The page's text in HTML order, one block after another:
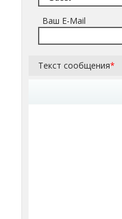
Ваш E-Mail
Текст сообщения*